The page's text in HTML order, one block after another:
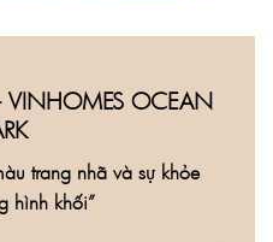
VINHOMES OCEAN
trang nhã và sự khỏe
hình khối”